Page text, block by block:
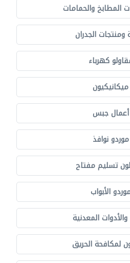
المطابخ والحمامات
ومنتجات الجدران
كهرباء
ميكانيكيون
أعمال جبس
موردو نوافذ
تسليم مفتاح
الأبواب
والأدوات المعدنية
لمكافحة الحريق